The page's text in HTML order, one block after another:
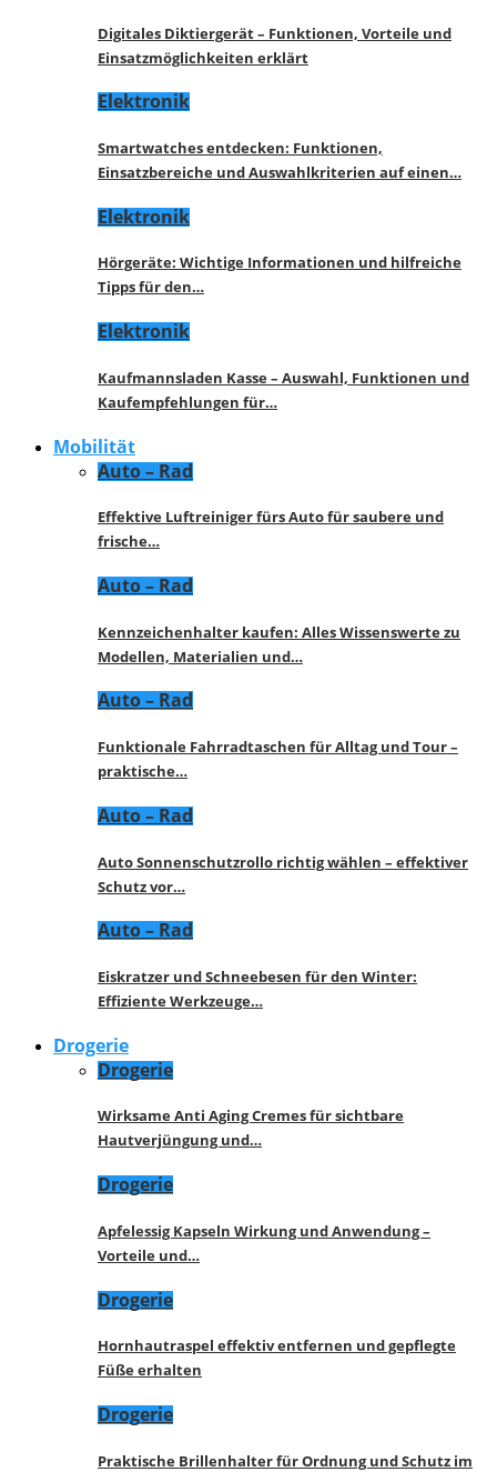
Digitales Diktiergerät – Funktionen, Vorteile und
Einsatzmöglichkeiten erklärt
Elektronik
Smartwatches entdecken: Funktionen,
Einsatzbereiche und Auswahlkriterien auf einen…
Elektronik
Hörgeräte: Wichtige Informationen und hilfreiche
Tipps für den…
Elektronik
Kaufmannsladen Kasse – Auswahl, Funktionen und
Kaufempfehlungen für…
Mobilität
Auto – Rad
Effektive Luftreiniger fürs Auto für saubere und
frische…
Auto – Rad
Kennzeichenhalter kaufen: Alles Wissenswerte zu
Modellen, Materialien und…
Auto – Rad
Funktionale Fahrradtaschen für Alltag und Tour –
praktische…
Auto – Rad
Auto Sonnenschutzrollo richtig wählen – effektiver
Schutz vor…
Auto – Rad
Eiskratzer und Schneebesen für den Winter:
Effiziente Werkzeuge…
Drogerie
Drogerie
Wirksame Anti Aging Cremes für sichtbare
Hautverjüngung und…
Drogerie
Apfelessig Kapseln Wirkung und Anwendung –
Vorteile und…
Drogerie
Hornhautraspel effektiv entfernen und gepflegte
Füße erhalten
Drogerie
Praktische Brillenhalter für Ordnung und Schutz im